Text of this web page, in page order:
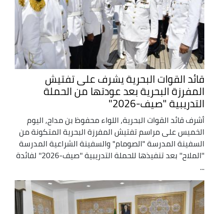
قائد القوات البحرية يشرف على تفتيش
المفرزة البحرية بعد عودتها من الحملة
التدريبية "صيف-2026"
أشرف قائد القوات البحرية, اللواء محفوظ بن مداح, اليوم
الخميس على مراسم تفتيش المفرزة البحرية المتكونة من
السفينة المدرسة "الصومام" والسفينة الشراعية المدرسة
''الملاح'' بعد تنفيذها للحملة التدريبية ''صيف-2026'' لفائدة